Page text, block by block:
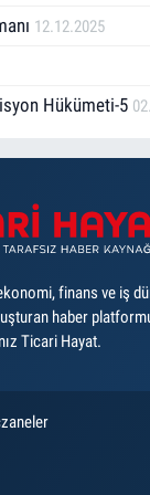
12.12.2025
Hükümeti-5
finans ve iş
haber
Ticari Hayat.